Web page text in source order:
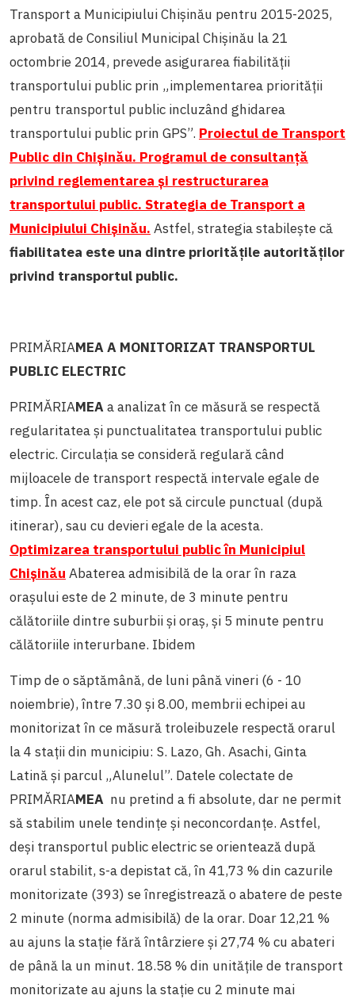
Transport a Municipiului Chişinău pentru 2015-2025,
aprobată de Consiliul Municipal Chișinău la 21
octombrie 2014, prevede asigurarea fiabilității
transportului public prin „implementarea priorității
pentru transportul public incluzând ghidarea
transportului public prin GPS”. Proiectul de Transport
Public din Chişinău. Programul de consultanţă
privind reglementarea şi restructurarea
transportului public. Strategia de Transport a
Municipiului Chişinău. Astfel, strategia stabilește că
fiabilitatea este una dintre prioritățile autorităților
privind transportul public.
PRIMĂRIAMEA A MONITORIZAT TRANSPORTUL
PUBLIC ELECTRIC
PRIMĂRIAMEAa analizat în ce măsură se respectă
regularitatea și punctualitatea transportului public
electric. Circulaţia se consideră regulară când
mijloacele de transport respectă intervale egale de
timp. În acest caz, ele pot să circule punctual (după
itinerar), sau cu devieri egale de la acesta.
Optimizarea transportului public în Municipiul
Chișinău Abaterea admisibilă de la orar în raza
orașului este de 2 minute, de 3 minute pentru
călătoriile dintre suburbii și oraș, și 5 minute pentru
călătoriile interurbane. Ibidem
Timp de o săptămână, de luni până vineri (6 - 10
noiembrie), între 7.30 și 8.00, membrii echipei au
monitorizat în ce măsură troleibuzele respectă orarul
la 4 stații din municipiu: S. Lazo, Gh. Asachi, Ginta
Latină și parcul „Alunelul”. Datele colectate de
PRIMĂRIAMEA nu pretind a fi absolute, dar ne permit
să stabilim unele tendințe și neconcordanțe. Astfel,
deși transportul public electric se orientează după
orarul stabilit, s-a depistat că, în 41,73 % din cazurile
monitorizate (393) se înregistrează o abatere de peste
2 minute (norma admisibilă) de la orar. Doar 12,21 %
au ajuns la stație fără întârziere și 27,74 % cu abateri
de până la un minut. 18.58 % din unitățile de transport
monitorizate au ajuns la stație cu 2 minute mai